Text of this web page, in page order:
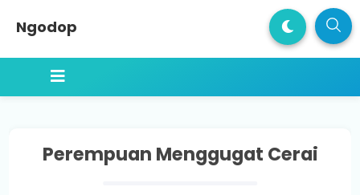
Ngodop
Perempuan Menggugat Cerai